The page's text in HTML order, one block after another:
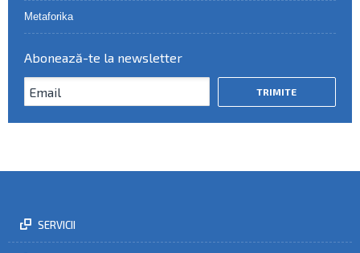
Metaforika
Abonează-te la newsletter
SERVICII